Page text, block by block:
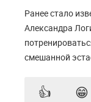
Ранее стало
Александра
смешанной
👍 😁